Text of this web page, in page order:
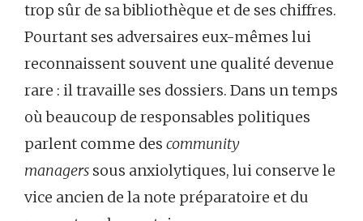
trop sûr de sa bibliothèque et de ses chiffres.
Pourtant ses adversaires eux-mêmes lui
reconnaissent souvent une qualité devenue
rare : il travaille ses dossiers. Dans un temps
où beaucoup de responsables politiques
parlent comme des community
managers sous anxiolytiques, lui conserve le
vice ancien de la note préparatoire et du